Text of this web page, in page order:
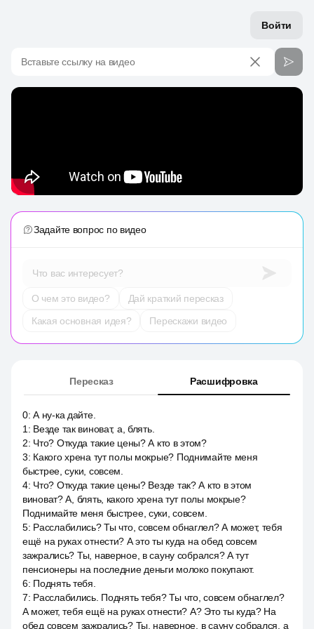
Войти
Вставьте ссылку на видео
Задайте вопрос по видео
Что вас интересует?
О чем это видео?
Дай краткий пересказ
Какая основная идея?
Перескажи видео
Пересказ Расшифровка
0:А ну-ка дайте.
1 : Везде так виноват, а, блять.
2: Что? Откуда такие цены? А кто в этом?
3: Какого хрена тут полы мокрые? Поднимайте меня
быстрее, суки, совсем.
4: Что? Откуда такие цены? Везде так? А кто в этом
виноват? А, блять, какого хрена тут полы мокрые?
Поднимайте меня быстрее, суки, совсем.
5: Расслабились? Ты что, совсем обнаглел? А может, тебя
ещё на руках отнести? А это ты куда на обед совсем
зажрались? Ты, наверное, в сауну собрался? А тут
пенсионеры на последние деньги молоко покупают.
6: Поднять тебя.
7: Расслабились. Поднять тебя? Ты что, совсем обнаглел?
А может, тебя ещё на руках отнести? А? Это ты куда? На
обед совсем зажрались? Ты, наверное, в сауну собрался, а